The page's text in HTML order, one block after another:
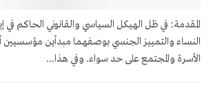
المقدمة: في ظل الهيكل السياسي والقانوني الحاكم في
النساء والتمييز الجنسي بوصفهما مبدأين مؤسسيين
الأسرة والمجتمع على حد سواء. وفي هذا...